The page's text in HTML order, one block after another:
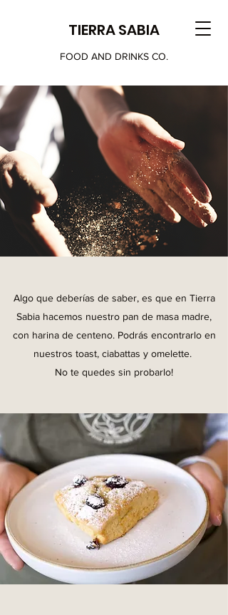
TIERRA SABIA
FOOD AND DRINKS CO.
Algo que deberías de saber, es que en Tierra
Sabia hacemos nuestro pan de masa madre,
con harina de centeno. Podrás encontrarlo en
nuestros toast, ciabattas y omelette.
No te quedes sin probarlo!